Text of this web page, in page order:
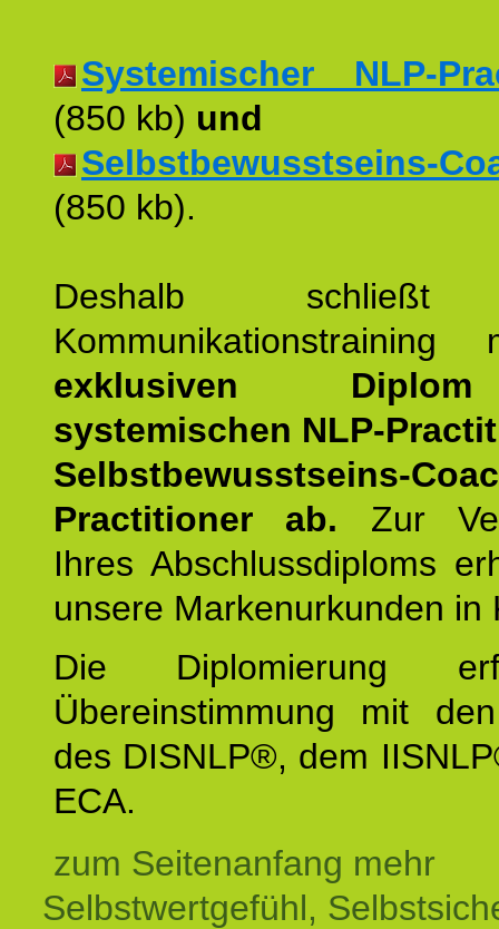
Systemischer NLP-
(850 kb) und
Selbstbewusstseins-
(850 kb).
Deshalb schließt
exklusiven
systemischen NLP-
Selbstbewusstseins-
Practitioner ab. Zur
Ihres Abschlussdiploms
unsere Markenurkunden in
Die Diplomierung
Übereinstimmung mit
des DISNLP®, dem
ECA.
zum Seitenanfang mehr
Selbstwertgefühl,